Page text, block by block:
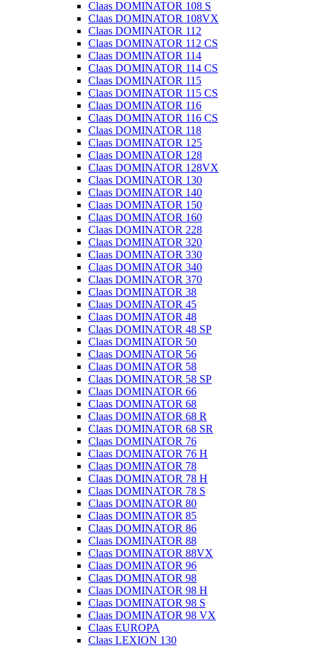
Claas DOMINATOR 108 S
Claas DOMINATOR 108VX
Claas DOMINATOR 112
Claas DOMINATOR 112 CS
Claas DOMINATOR 114
Claas DOMINATOR 114 CS
Claas DOMINATOR 115
Claas DOMINATOR 115 CS
Claas DOMINATOR 116
Claas DOMINATOR 116 CS
Claas DOMINATOR 118
Claas DOMINATOR 125
Claas DOMINATOR 128
Claas DOMINATOR 128VX
Claas DOMINATOR 130
Claas DOMINATOR 140
Claas DOMINATOR 150
Claas DOMINATOR 160
Claas DOMINATOR 228
Claas DOMINATOR 320
Claas DOMINATOR 330
Claas DOMINATOR 340
Claas DOMINATOR 370
Claas DOMINATOR 38
Claas DOMINATOR 45
Claas DOMINATOR 48
Claas DOMINATOR 48 SP
Claas DOMINATOR 50
Claas DOMINATOR 56
Claas DOMINATOR 58
Claas DOMINATOR 58 SP
Claas DOMINATOR 66
Claas DOMINATOR 68
Claas DOMINATOR 68 R
Claas DOMINATOR 68 SR
Claas DOMINATOR 76
Claas DOMINATOR 76 H
Claas DOMINATOR 78
Claas DOMINATOR 78 H
Claas DOMINATOR 78 S
Claas DOMINATOR 80
Claas DOMINATOR 85
Claas DOMINATOR 86
Claas DOMINATOR 88
Claas DOMINATOR 88VX
Claas DOMINATOR 96
Claas DOMINATOR 98
Claas DOMINATOR 98 H
Claas DOMINATOR 98 S
Claas DOMINATOR 98 VX
Claas EUROPA
Claas LEXION 130